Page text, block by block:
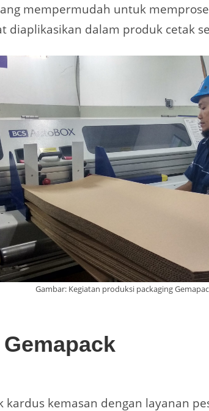
mempermudah untuk
diaplikasikan dalam produk cetak
Gambar: Kegiatan produksi packaging
kardus kemasan dengan layanan